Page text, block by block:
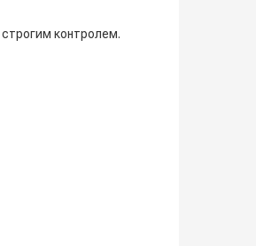
контролем.